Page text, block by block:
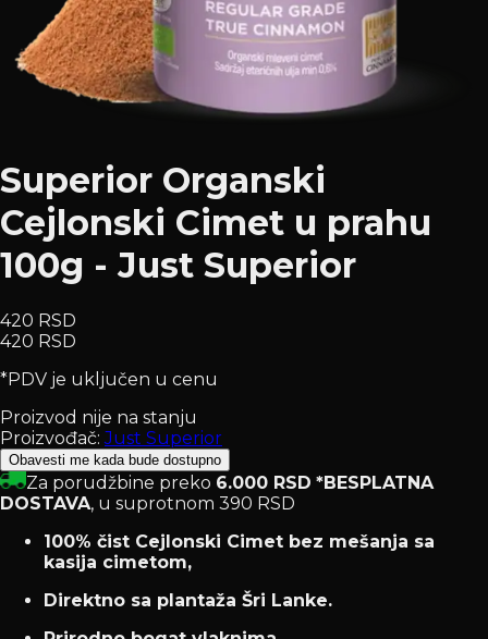
Superior Organski
Cejlonski Cimet u prahu
100g - Just Superior
420 RSD
420 RSD
*PDV je uključen u cenu
Proizvod nije na stanju
Proizvođač:Just Superior
Obavesti me kada bude dostupno
Za porudžbine preko 6.000 RSD *BESPLATNA
DOSTAVA, u suprotnom 390 RSD
100% čist Cejlonski Cimet bez mešanja sa
kasija cimetom,
Direktno sa plantaža Šri Lanke.